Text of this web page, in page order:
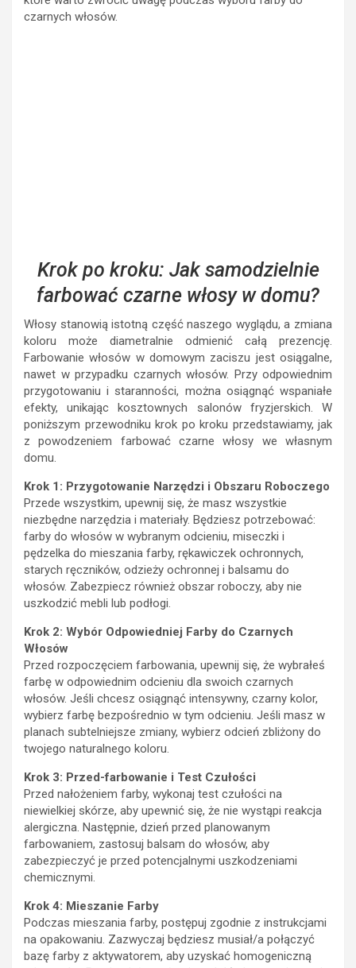
które warto zwrócić uwagę podczas wyboru farby do
czarnych włosów.
Krok po kroku: Jak samodzielnie
farbować czarne włosy w domu?
Włosy stanowią istotną część naszego wyglądu, a zmiana
koloru może diametralnie odmienić całą prezencję.
Farbowanie włosów w domowym zaciszu jest osiągalne,
nawet w przypadku czarnych włosów. Przy odpowiednim
przygotowaniu i staranności, można osiągnąć wspaniałe
efekty, unikając kosztownych salonów fryzjerskich. W
poniższym przewodniku krok po kroku przedstawiamy, jak
z powodzeniem farbować czarne włosy we własnym
domu.
Krok 1: Przygotowanie Narzędzi i Obszaru Roboczego
Przede wszystkim, upewnij się, że masz wszystkie
niezbędne narzędzia i materiały. Będziesz potrzebować:
farby do włosów w wybranym odcieniu, miseczki i
pędzelka do mieszania farby, rękawiczek ochronnych,
starych ręczników, odzieży ochronnej i balsamu do
włosów. Zabezpiecz również obszar roboczy, aby nie
uszkodzić mebli lub podłogi.
Krok 2: Wybór Odpowiedniej Farby do Czarnych
Włosów
Przed rozpoczęciem farbowania, upewnij się, że wybrałeś
farbę w odpowiednim odcieniu dla swoich czarnych
włosów. Jeśli chcesz osiągnąć intensywny, czarny kolor,
wybierz farbę bezpośrednio w tym odcieniu. Jeśli masz w
planach subtelniejsze zmiany, wybierz odcień zbliżony do
twojego naturalnego koloru.
Krok 3: Przed-farbowanie i Test Czułości
Przed nałożeniem farby, wykonaj test czułości na
niewielkiej skórze, aby upewnić się, że nie wystąpi reakcja
alergiczna. Następnie, dzień przed planowanym
farbowaniem, zastosuj balsam do włosów, aby
zabezpieczyć je przed potencjalnymi uszkodzeniami
chemicznymi.
Krok 4: Mieszanie Farby
Podczas mieszania farby, postępuj zgodnie z instrukcjami
na opakowaniu. Zazwyczaj będziesz musiał/a połączyć
bazę farby z aktywatorem, aby uzyskać homogeniczną